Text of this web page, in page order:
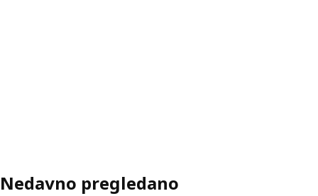
Nedavno pregledano